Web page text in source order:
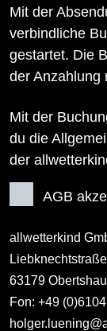
Mit der
verbindliche
gestartet. Die
der Anzahlung
Mit der
du die
der
AGB
allwetterkind
63179
Fon: +49